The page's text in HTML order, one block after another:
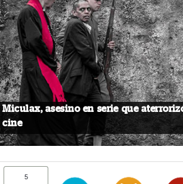
Miculax, asesino en serie que
cine
5